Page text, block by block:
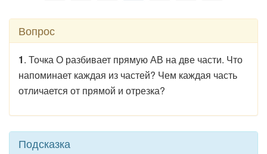
Вопрос
1. Точка О разбивает прямую АВ на две части. Что
напоминает каждая из частей? Чем каждая часть
отличается от прямой и отрезка?
Подсказка